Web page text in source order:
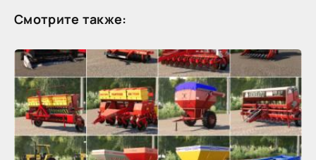
Смотрите также: